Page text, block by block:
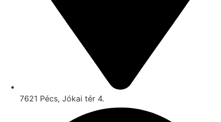
7621 Pécs, Jókai tér 4.